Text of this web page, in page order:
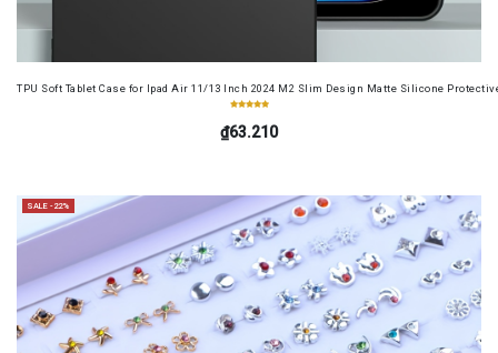
TPU Soft Tablet Case for Ipad Air 11/13 Inch 2024 M2 Slim Design Matte Silicone
₫63.210
SALE -22%